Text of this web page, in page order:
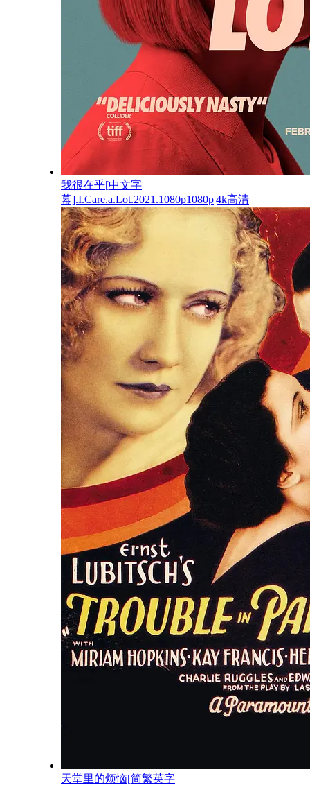
我很在乎[中文字
幕].I.Care.a.Lot.2021.1080p1080p|4k高清
天堂里的烦恼[简繁英字